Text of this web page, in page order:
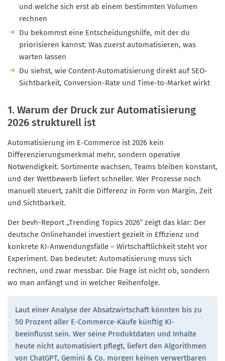
und welche sich erst ab einem bestimmten Volumen
rechnen
Du bekommst eine Entscheidungshilfe, mit der du
priorisieren kannst: Was zuerst automatisieren, was
warten lassen
Du siehst, wie Content-Automatisierung direkt auf SEO-
Sichtbarkeit, Conversion-Rate und Time-to-Market wirkt
1. Warum der Druck zur Automatisierung
2026 strukturell ist
Automatisierung im E-Commerce ist 2026 kein
Differenzierungsmerkmal mehr, sondern operative
Notwendigkeit. Sortimente wachsen, Teams bleiben konstant,
und der Wettbewerb liefert schneller. Wer Prozesse noch
manuell steuert, zahlt die Differenz in Form von Margin, Zeit
und Sichtbarkeit.
Der bevh-Report „Trending Topics 2026″ zeigt das klar: Der
deutsche Onlinehandel investiert gezielt in Effizienz und
konkrete KI-Anwendungsfälle – Wirtschaftlichkeit steht vor
Experiment. Das bedeutet: Automatisierung muss sich
rechnen, und zwar messbar. Die Frage ist nicht ob, sondern
wo man anfängt und in welcher Reihenfolge.
Laut einer Analyse der Absatzwirtschaft könnten bis zu
50 Prozent aller E-Commerce-Käufe künftig KI-
beeinflusst sein. Wer seine Produktdaten und Inhalte
heute nicht automatisiert pflegt, liefert den Algorithmen
von ChatGPT, Gemini & Co. morgen keinen verwertbaren